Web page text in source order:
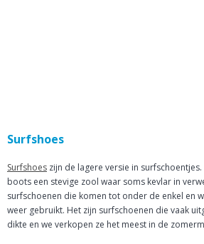
Surfshoes
Surfshoes zijn de lagere versie in
boots een stevige zool waar soms kevlar in
surfschoenen die komen tot onder de enkel en
weer gebruikt. Het zijn surfschoenen die vaak
dikte en we verkopen ze het meest in de